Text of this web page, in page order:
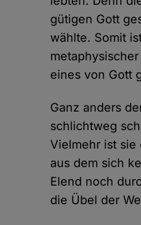
gütigen Gott
wählte. Somit
eines von Gott
Ganz anders
schlichtweg
Vielmehr ist
aus dem sich
Elend noch
die Übel der